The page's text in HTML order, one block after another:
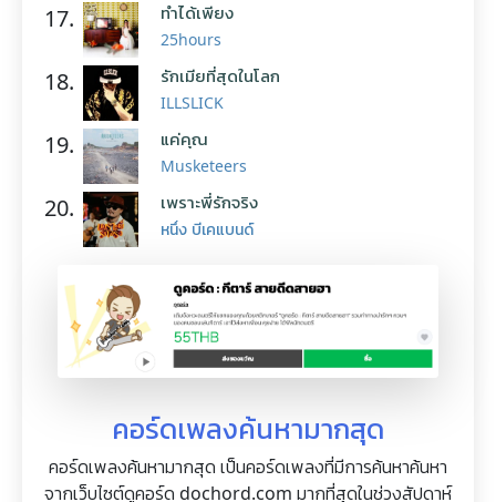
17. ทำได้เพียง
25hours
18. รักเมียที่สุดในโลก
ILLSLICK
19. แค่คุณ
Musketeers
20. เพราะพี่รักจริง
หนึ่ง บีเคแบนด์
คอร์ดเพลงค้นหามากสุด
คอร์ดเพลงค้นหามากสุด เป็นคอร์ดเพลงที่มีการค้นหาค้นหา
จากเว็บไซต์ดูคอร์ด dochord.com มากที่สุดในช่วงสัปดาห์